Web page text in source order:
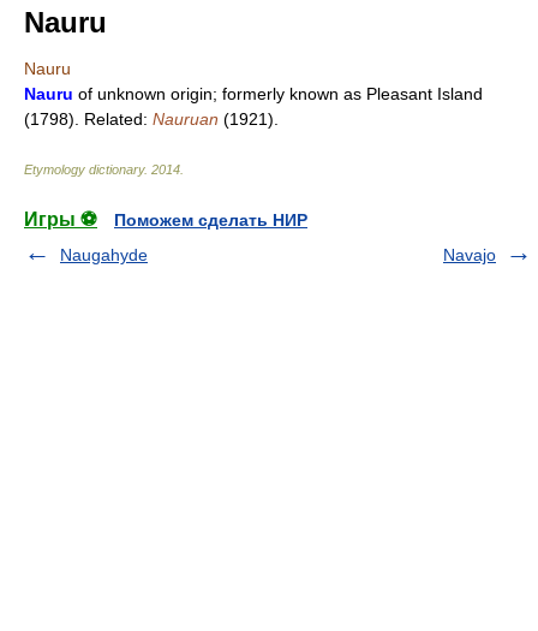
Nauru
Nauru
Nauru of unknown origin; formerly known as Pleasant Island
(1798). Related: Nauruan (1921).
Etymology dictionary. 2014
Игры ⚽
Поможем сделать НИР
Naugahyde
Navajo